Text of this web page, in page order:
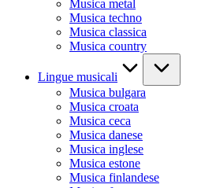
Musica metal
Musica techno
Musica classica
Musica country
Lingue musicali
Musica bulgara
Musica croata
Musica ceca
Musica danese
Musica inglese
Musica estone
Musica finlandese